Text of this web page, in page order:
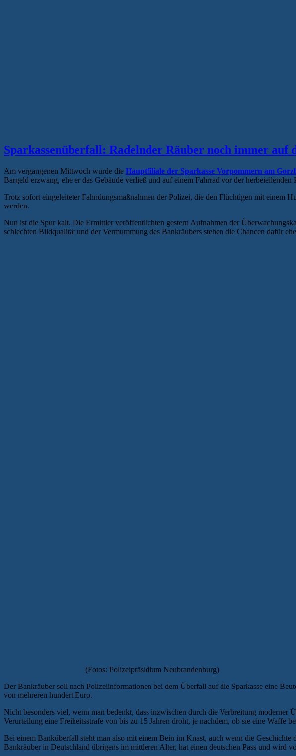
Sparkassenüberfall: Radelnder Räuber noch immer auf
Am vergangenen Mittwoch wurde die Hauptfiliale der Sparkasse Vorpommern am
Bargeld erzwang, ehe er das Gebäude verließ und auf einem Fahrrad vor der
Trotz sofort eingeleiteter Fahndungsmaßnahmen der Polizei, die den Flüchtigen mit einem
werden.
Nun ist die Spur kalt. Die Ermittler veröffentlichten gestern Aufnahmen der
schlechten Bildqualität und der Vermummung des Bankräubers stehen die Chancen dafür
(Fotos: Polizeipräsidium Neubrandenburg)
Der Bankräuber soll nach Polizeiinformationen bei dem Überfall auf die Sparkasse eine
von mehreren hundert Euro.
Nicht besonders viel, wenn man bedenkt, dass inzwischen durch die Verbreitung
Verurteilung eine Freiheitsstrafe von bis zu 15 Jahren droht, je nachdem, ob sie eine Waffe
Bei einem Banküberfall steht man also mit einem Bein im Knast, auch wenn die
Bankräuber in Deutschland übrigens im mittleren Alter, hat einen deutschen Pass und wird